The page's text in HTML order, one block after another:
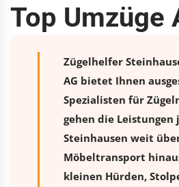
Top Umzüge
Zügelhelfer
AG bietet Ihnen
Spezialisten für
gehen die
Steinhausen weit
Möbeltransport
kleinen Hürden,